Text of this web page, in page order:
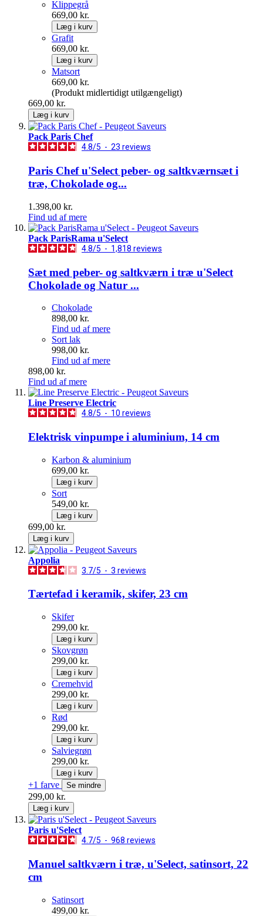
Klippegrå
669,00 kr.
Læg i kurv
Grafit
669,00 kr.
Læg i kurv
Matsort
669,00 kr.
(Produkt midlertidigt utilgængeligt)
669,00 kr.
Læg i kurv
Pack Paris Chef
4.8/5 - 23 reviews
Paris Chef u'Select peber- og saltkværnsæt i
træ, Chokolade og...
1.398,00 kr.
Find ud af mere
Pack ParisRama u'Select
4.8/5 - 1,818 reviews
Sæt med peber- og saltkværn i træ u'Select
Chokolade og Natur ...
Chokolade
898,00 kr.
Find ud af mere
Sort lak
998,00 kr.
Find ud af mere
898,00 kr.
Find ud af mere
Line Preserve Electric
4.8/5 - 10 reviews
Elektrisk vinpumpe i aluminium, 14 cm
Karbon & aluminium
699,00 kr.
Læg i kurv
Sort
549,00 kr.
Læg i kurv
699,00 kr.
Læg i kurv
Appolia
3.7/5 - 3 reviews
Tærtefad i keramik, skifer, 23 cm
Skifer
299,00 kr.
Læg i kurv
Skovgrøn
299,00 kr.
Læg i kurv
Cremehvid
299,00 kr.
Læg i kurv
Rød
299,00 kr.
Læg i kurv
Salviegrøn
299,00 kr.
Læg i kurv
+1 farve Se mindre
299,00 kr.
Læg i kurv
Paris u'Select
4.7/5 - 968 reviews
Manuel saltkværn i træ, u'Select, satinsort, 22
cm
Satinsort
499,00 kr.